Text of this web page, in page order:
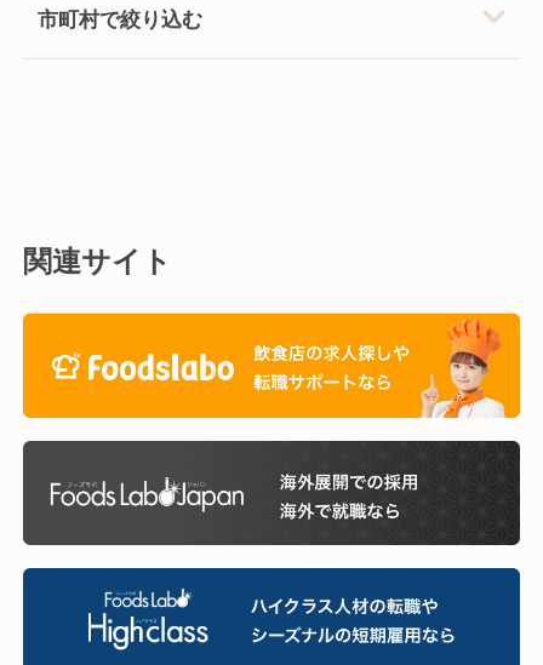
市町村で絞り込む
関連サイト